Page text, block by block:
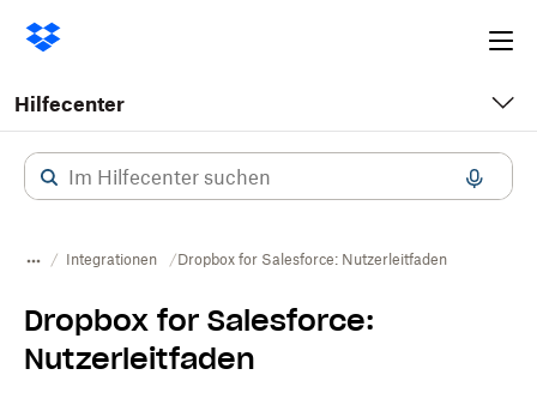
Hilfecenter
Integrationen Dropbox for Salesforce: Nutzerleitfaden
Dropbox for Salesforce:
Nutzerleitfaden